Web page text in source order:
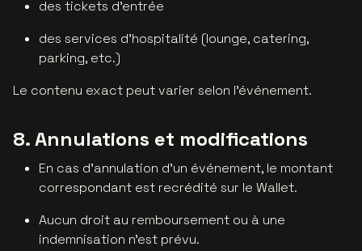
des tickets d'entrée
des services d'hospitalité (lounge, catering,
parking, etc.)
Le contenu exact peut varier selon l'événement.
8. Annulations et modifications
En cas d'annulation d'un événement, le montant
correspondant est recrédité sur le Wallet.
Aucun droit au remboursement ou à une
indemnisation n'est prévu.